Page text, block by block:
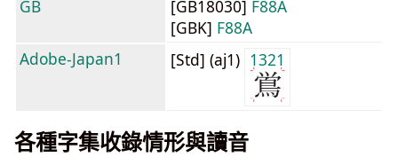
GB
[GB18030] F88A
[GBK] F88A
Adobe-Japan1
[Std] (aj1) 1321
各種字集收錄情形與讀音